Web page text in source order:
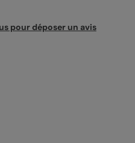
pour déposer un avis